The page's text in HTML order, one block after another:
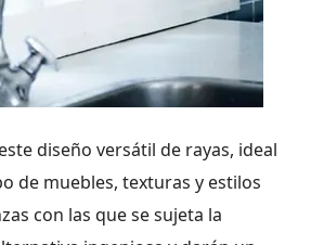
diseño versátil de rayas, ideal
de muebles, texturas y estilos
con las que se sujeta la